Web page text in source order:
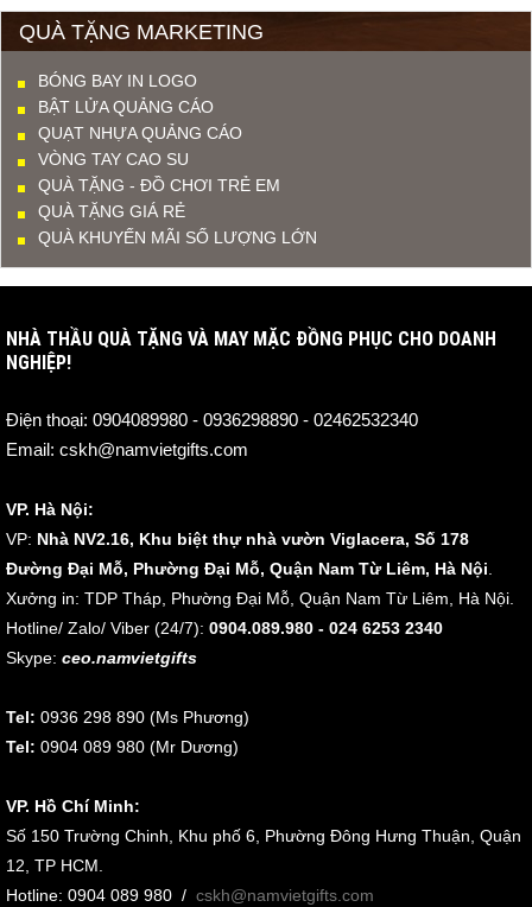
QUÀ TẶNG MARKETING
BÓNG BAY IN LOGO
BẬT LỬA QUẢNG CÁO
QUẠT NHỰA QUẢNG CÁO
VÒNG TAY CAO SU
QUÀ TẶNG - ĐỒ CHƠI TRẺ EM
QUÀ TẶNG GIÁ RẺ
QUÀ KHUYẾN MÃI SỐ LƯỢNG LỚN
NHÀ THẦU QUÀ TẶNG VÀ MAY MẶC ĐỒNG PHỤC CHO DOANH
NGHIỆP!
Điện thoại: 0904089980 - 0936298890 - 02462532340
Email: cskh@namvietgifts.com
VP. Hà Nội:
VP: Nhà NV2.16, Khu biệt thự nhà vườn Viglacera, Số 178
Đường Đại Mỗ, Phường Đại Mỗ, Quận Nam Từ Liêm, Hà Nội
Xưởng in: TDP Tháp, Phường Đại Mỗ, Quận Nam Từ Liêm, Hà Nội.
Hotline/ Zalo/ Viber (24/7): 0904.089.980 - 024 6253 2340
Skype: ceo.namvietgifts
Tel: 0936 298 890 (Ms Phương)
Tel: 0904 089 980 (Mr Dương)
VP. Hồ Chí Minh:
Số 150 Trường Chinh, Khu phố 6, Phường Đông Hưng Thuận, Quận
12, TP HCM.
Hotline: 0904 089 980 / cskh@namvietgifts.com